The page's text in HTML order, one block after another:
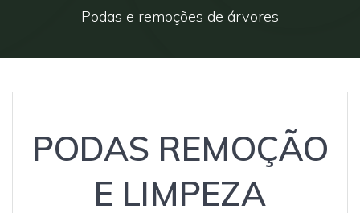
Podas e remoções de árvores
PODAS REMOÇÃO
E LIMPEZA